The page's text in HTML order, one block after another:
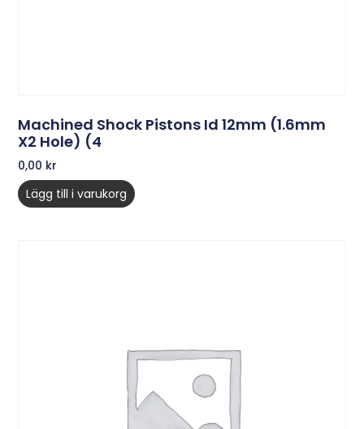
Machined Shock Pistons Id 12mm (1.6mm
X2 Hole) (4
0,00 kr
Lägg till i varukorg